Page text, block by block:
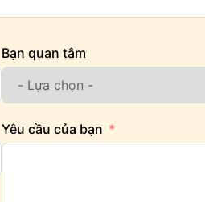
Bạn quan tâm
Yêu cầu của bạn